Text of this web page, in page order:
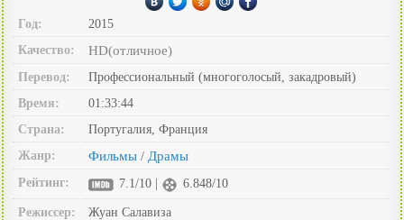
Год:
2015
Качество:
HD(отличное)
Перевод:
Профессиональный (многоголосый, закадровый)
Время:
01:33:44
Страна:
Португалия, Франция
Жанр:
Фильмы / Драмы
Рейтинг: 7.1/10 | 6.848/10
Режиссер:
Жуан Салавиза